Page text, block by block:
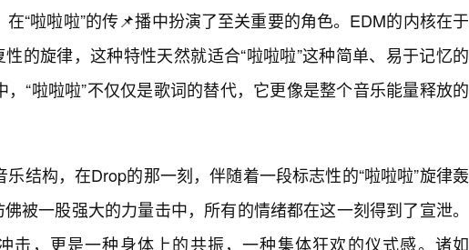
在“啦啦啦”的传📌播中扮演了至关重要的角色。EDM的内核在于
的旋律，这种特性天然就适合“啦啦啦”这种简单、易于记忆的
“啦啦啦”不仅仅是歌词的替代，它更像是整个音乐能量释放的
乐结构，在Drop的那一刻，伴随着一段标志性的“啦啦啦”旋律轰
被一股强大的力量击中，所有的情绪都在这一刻得到了宣泄。
击，更是一种身体上的共振，一种集体狂欢的仪式感。诸如